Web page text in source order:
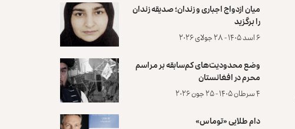
میان ازدواج اجباری و زندان؛ صدیقه زندان
را برگزید
۶ اسد ۱۴۰۵ - ۲۸ جولای ۲۰۲۶
وضع محدودیت‌های کم‌سابقه بر مراسم
محرم در افغانستان
۴ سرطان ۱۴۰۵ - ۲۵ جون ۲۰۲۶
دام طلایی «توماس»